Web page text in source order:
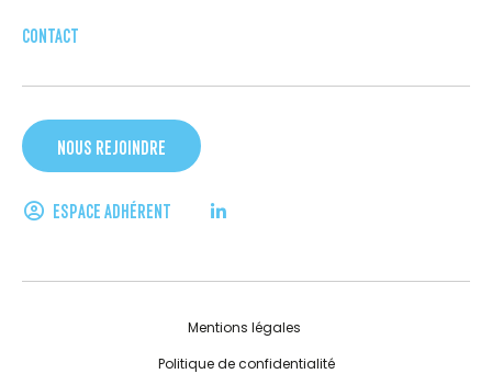
CONTACT
NOUS REJOINDRE
ESPACE ADHÉRENT
Mentions légales
Politique de confidentialité